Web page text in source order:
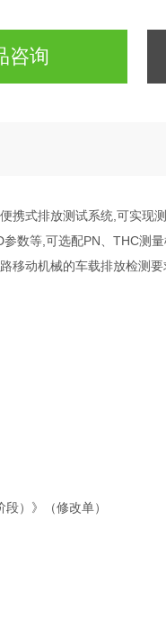
咨询
式排放测试系统,可实现
数等,可选配PN、THC测
移动机械的车载排放检测要
）》（修改单）